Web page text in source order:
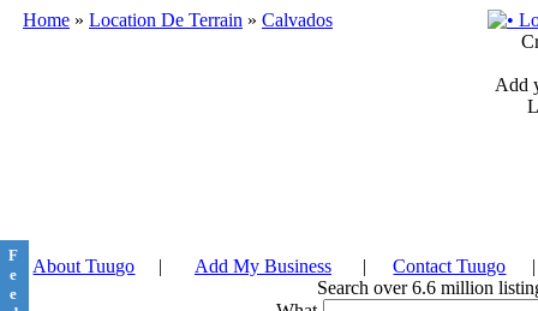
Home » Location De Terrain » Calvados
Add
About Tuugo | Add My Business | Contact Tuugo
|
Search over 6.6 million
F
e
e